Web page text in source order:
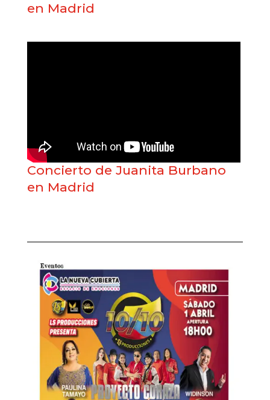
en Madrid
Concierto de Juanita Burbano
en Madrid